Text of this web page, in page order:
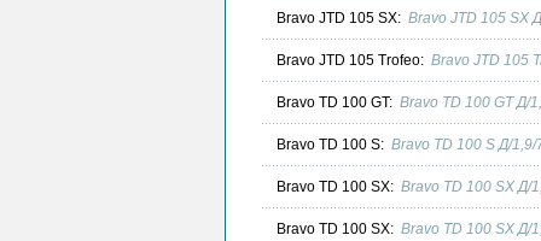
Bravo JTD 105 SX: Bravo JTD 105 SX
Bravo JTD 105 Trofeo: Bravo JTD 105
Bravo TD 100 GT: Bravo TD 100 GT Д/
Bravo TD 100 S: Bravo TD 100 S Д/
Bravo TD 100 SX: Bravo TD 100 SX Д/
Bravo TD 100 SX: Bravo TD 100 SX Д/